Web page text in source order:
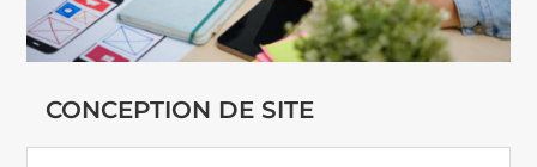
CONCEPTION DE SITE